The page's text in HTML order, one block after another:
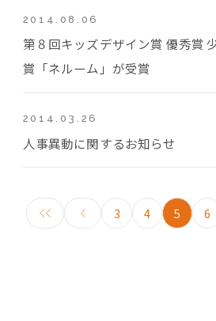
2014.08.06
第８回キッズデザイン賞 優秀賞
賞「ネルーム」が受賞
2014.03.26
人事異動に関するお知らせ
3 4 5 6